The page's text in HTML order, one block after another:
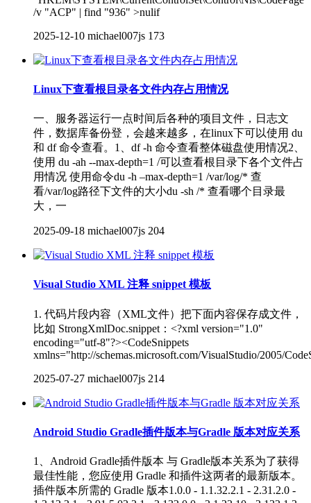
/v "ACP" | find "936" >nulif
2025-12-10 michael007js 173
Linux下查看根目录各文件内存占用情况
一、服务器运行一点时间后各种的项目文件，日志文
件，数据库备份登，会越来越多，在linux下可以使用 du
和 df 命令查看。1、df -h 命令查看整体磁盘使用情况2、
使用 du -ah --max-depth=1 /可以查看根目录下各个文件占
用情况 使用命令du -h –max-depth=1 /var/log/* 查
看/var/log路径下文件的大小du -sh /* 查看哪个目录最
大，一
2025-09-18 michael007js 204
Visual Studio XML 注释 snippet 模板
1. 代码片段内容（XML文件）把下面内容保存成文件，
比如 StrongXmlDoc.snippet：<?xml version="1.0"
encoding="utf-8"?><CodeSnippets
xmlns="http://schemas.microsoft.com/VisualStudio/2005/
2025-07-27 michael007js 214
Android Studio Gradle插件版本与Gradle 版本对应关系
1、Android Gradle插件版本 与 Gradle版本关系为了获得
最佳性能，您应使用 Gradle 和插件这两者的最新版本。
插件版本所需的 Gradle 版本1.0.0 - 1.1.32.2.1 - 2.31.2.0 -